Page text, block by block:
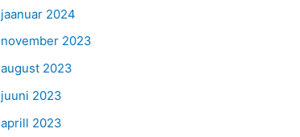
jaanuar 2024
november 2023
august 2023
juuni 2023
aprill 2023